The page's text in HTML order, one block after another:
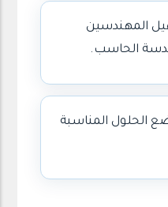
المهندسين
الحاسب.
الحلول المناسبة